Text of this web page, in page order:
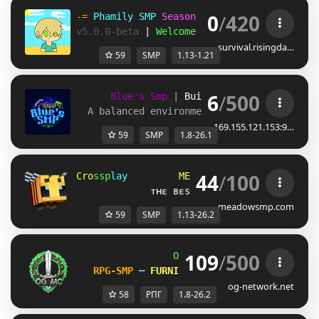
-= Phamily SMP Season 5 | [ 1.13 1.21
v5.0.0-beta
Welcome back!
0/420
survival.risingda…
59 SMP 1.13-1.21
Blue's Smp Build-Claims
1.8 -
A balanced environment for multiplayer
6/500
169.155.121.153:9…
59 SMP 1.8-26.1
Crosspl ay ME DO W SMP
ᴛʜᴇ ʙᴇsᴛ ᴏɴᴇ-sᴛᴏᴘ sᴍᴘ
44/100
meadowsmp.com
59 SMP 1.13-26.2
OG -Network | 1.8 - 26.2
RPG-SMP ─ FURNITURE SHOP
109/500
og-network.net
58 РПГ 1.8-26.2